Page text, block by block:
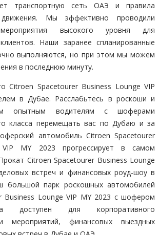
транспортную сеть ОАЭ и правила
Мы эффективно проводили
высокого уровня для
Наши заранее спланированные
выполняются, но при этом мы можем
в последнюю минуту.
Citroen Spacetourer Business Lounge VIP
в Дубае. Расслабьтесь в роскоши и
опытным водителям с шоферами
класса перемещать вас по Дубаю и за
автомобиль Citroen Spacetourer
VIP MY 2023 прогрессирует в самом
Citroen Spacetourer Business Lounge
встреч и финансовых роуд-шоу в
парк роскошных автомобилей
Business Lounge VIP MY 2023 с шофером
доступен для корпоративного
мероприятий, финансовых выездных